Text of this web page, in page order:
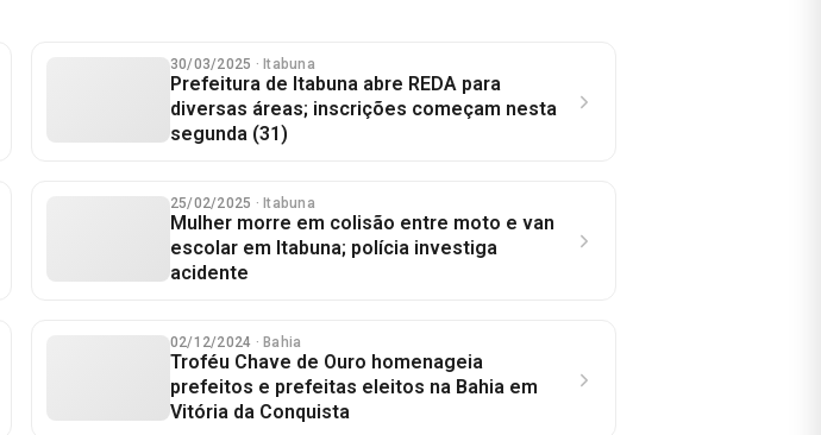
30/03/2025 · Itabuna
Prefeitura de Itabuna abre REDA para
diversas áreas; inscrições começam nesta
segunda (31)
25/02/2025 · Itabuna
Mulher morre em colisão entre moto e van
escolar em Itabuna; polícia investiga
acidente
02/12/2024 · Bahia
Troféu Chave de Ouro homenageia
prefeitos e prefeitas eleitos na Bahia em
Vitória da Conquista